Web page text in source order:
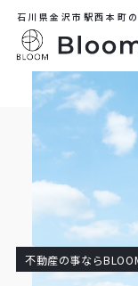
石川県金沢市駅西本町
不動産の事なら